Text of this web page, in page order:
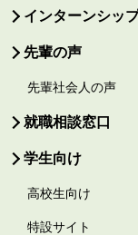
インターンシッ
先輩の声
先輩社会人の声
就職相談窓口
学生向け
高校生向け
特設サイト